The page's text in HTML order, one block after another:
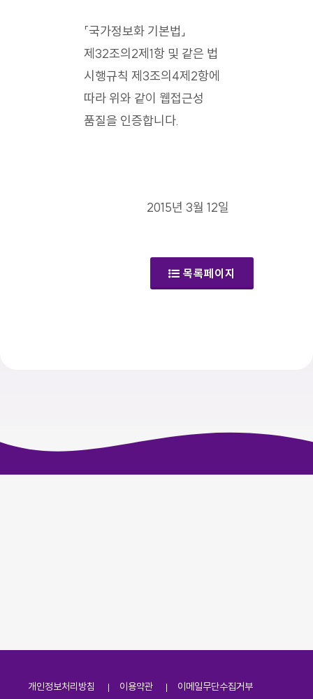
「국가정보화 기본법」
제32조의2제1항 및 같은 법
시행규칙 제3조의4제2항에
따라 위와 같이 웹접근성
품질을 인증합니다.
2015년 3월 12일
목록페이지
개인정보처리방침 이용약관 이메일무단수집거부